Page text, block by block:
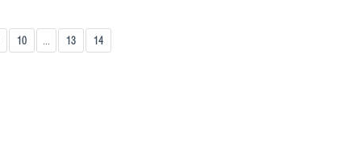
10 ... 13 14